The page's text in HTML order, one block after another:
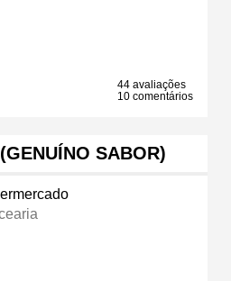
44 avaliações
10 comentários
SABOR)